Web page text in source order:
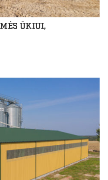
ŪKIUI,